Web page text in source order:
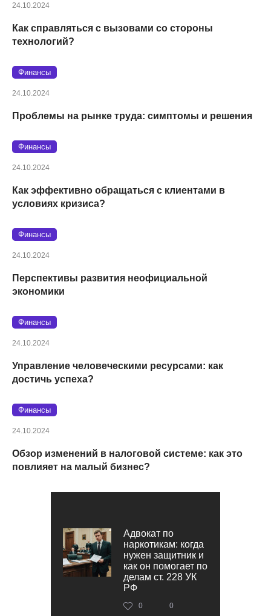
24.10.2024
Как справляться с вызовами со стороны
технологий?
Финансы
24.10.2024
Проблемы на рынке труда: симптомы и решения
Финансы
24.10.2024
Как эффективно обращаться с клиентами в
условиях кризиса?
Финансы
24.10.2024
Перспективы развития неофициальной
экономики
Финансы
24.10.2024
Управление человеческими ресурсами: как
достичь успеха?
Финансы
24.10.2024
Обзор изменений в налоговой системе: как это
повлияет на малый бизнес?
Адвокат по
наркотикам: когда
нужен защитник и
как он помогает по
делам ст. 228 УК
РФ
0 0